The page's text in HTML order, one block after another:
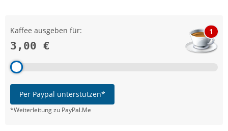
Kaffee ausgeben für:
3,00 €
1
Per Paypal unterstützen*
*Weiterleitung zu PayPal.Me